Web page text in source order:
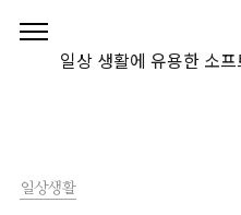
일상 생활에 유용한 소
일상생활